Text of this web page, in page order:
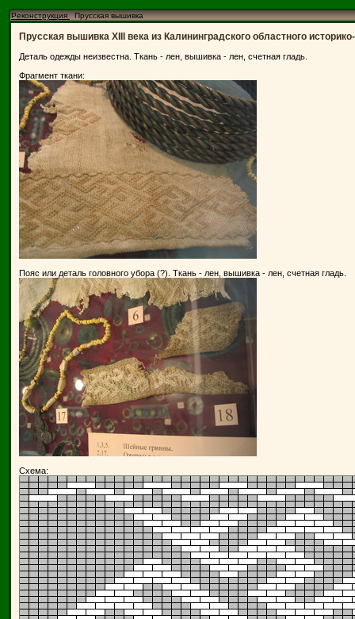
РеконструкцияПрусская вышивка
Прусская вышивка XIII века из Калининградского областного
Деталь одежды неизвестна. Ткань - лен, вышивка - лен, счетная гладь.
Фрагмент ткани:
Пояс или деталь головного убора (?). Ткань - лен, вышивка - лен, счетная гладь.
Схема: